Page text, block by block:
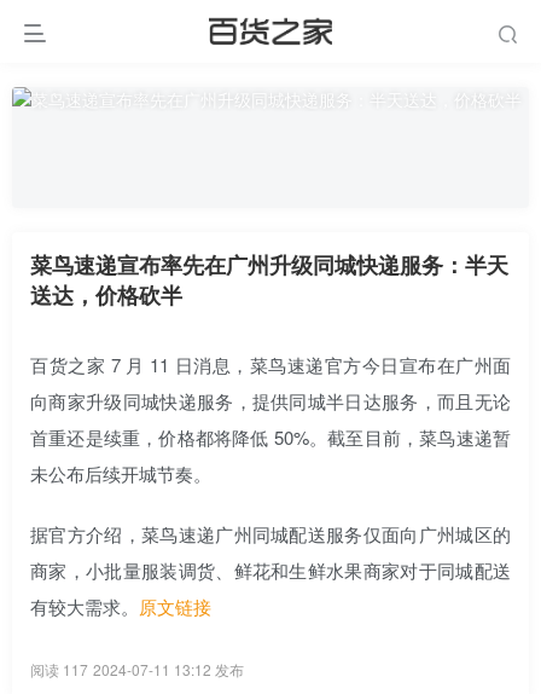
菜鸟速递宣布率先在广州升级同城快递服务：半天
送达，价格砍半
百货之家 7 月 11 日消息，菜鸟速递官方今日宣布在广州面
向商家升级同城快递服务，提供同城半日达服务，而且无论
首重还是续重，价格都将降低 50%。截至目前，菜鸟速递暂
未公布后续开城节奏。
据官方介绍，菜鸟速递广州同城配送服务仅面向广州城区的
商家，小批量服装调货、鲜花和生鲜水果商家对于同城配送
有较大需求。 原文链接
阅读 117 2024-07-11 13:12 发布